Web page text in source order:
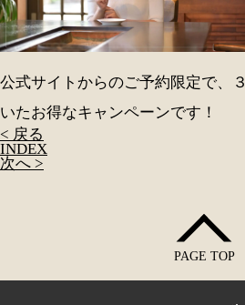
公式サイトからのご予約限定で、
いたお得なキャンペーンです！
< 戻る
INDEX
次へ >
PAGE TOP